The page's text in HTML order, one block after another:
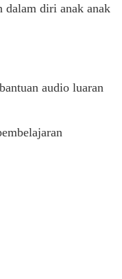
dalam diri anak anak
audio luaran